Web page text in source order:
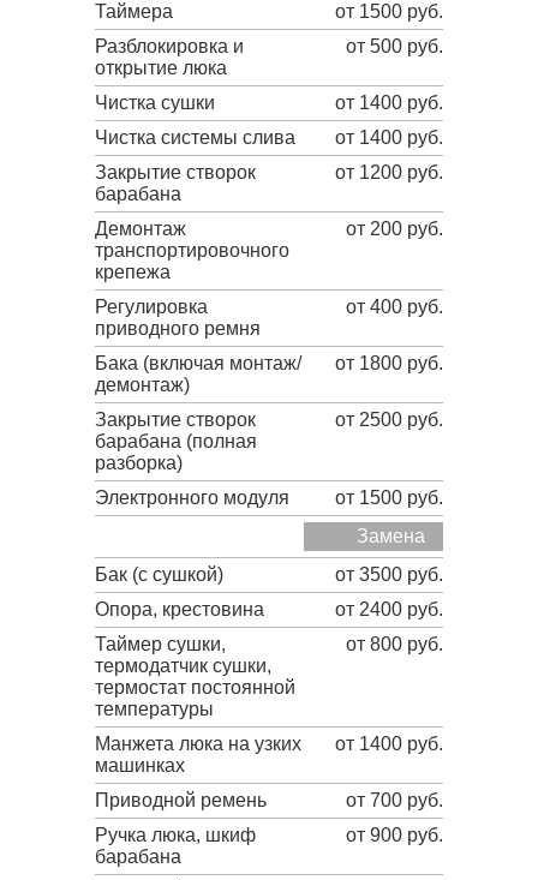
Таймера
от 1500 руб.
Разблокировка и
открытие люка
от 500 руб.
Чистка сушки
от 1400 руб.
Чистка системы слива
от 1400 руб.
Закрытие створок
барабана
от 1200 руб.
Демонтаж
транспортировочного
крепежа
от 200 руб.
Регулировка
приводного ремня
от 400 руб.
Бака (включая монтаж/
демонтаж)
от 1800 руб.
Закрытие створок
барабана (полная
разборка)
от 2500 руб.
Электронного модуля
от 1500 руб.
Замена
Бак (с сушкой)
от 3500 руб.
Опора, крестовина
от 2400 руб.
Таймер сушки,
термодатчик сушки,
термостат постоянной
температуры
от 800 руб.
Манжета люка на узких
машинках
от 1400 руб.
Приводной ремень
от 700 руб.
Ручка люка, шкиф
барабана
от 900 руб.